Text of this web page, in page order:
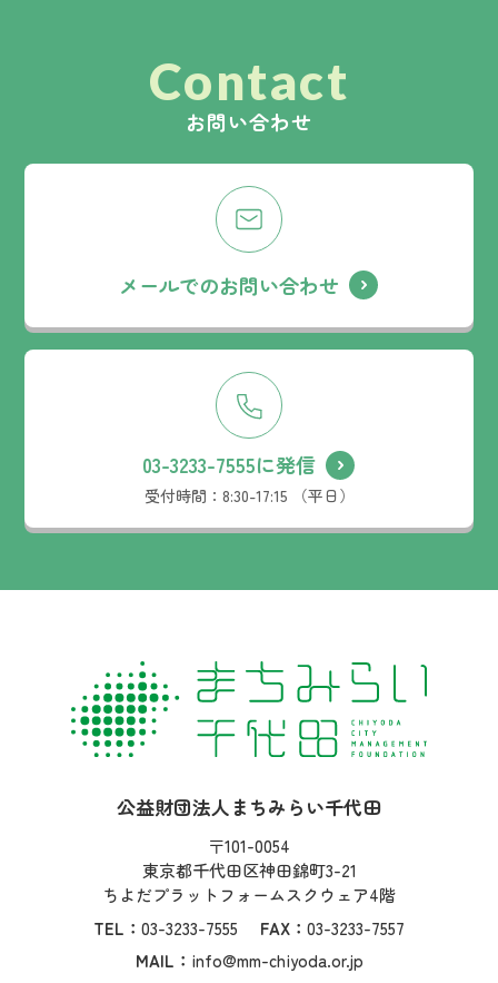
Contact
お問い合わせ
メールでのお問い合わせ
03-3233-7555に発信
受付時間： 8:30-17:15 （平日）
社名：
公益財団法人まちみらい千代田
住所：
〒101-0054
東京都千代田区神田錦町3-21
ちよだプラットフォームスクウェア4階
TEL： 03-3233-7555 FAX： 03-3233-7557
MAIL： info@mm-chiyoda.or.jp